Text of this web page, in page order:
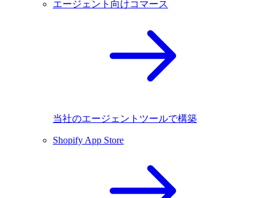
エージェント向けコマース
当社のエージェントツールで構築
Shopify App Store